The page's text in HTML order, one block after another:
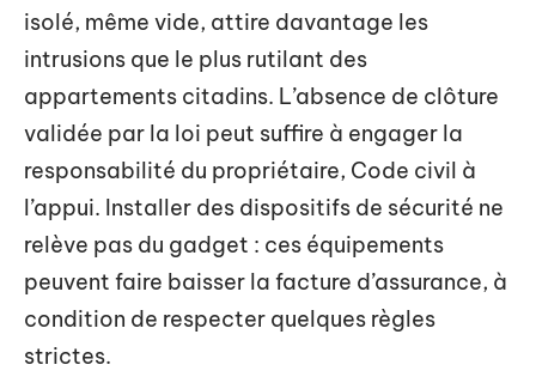
isolé, même vide, attire davantage les
intrusions que le plus rutilant des
appartements citadins. L’absence de clôture
validée par la loi peut suffire à engager la
responsabilité du propriétaire, Code civil à
l’appui. Installer des dispositifs de sécurité ne
relève pas du gadget : ces équipements
peuvent faire baisser la facture d’assurance, à
condition de respecter quelques règles
strictes.